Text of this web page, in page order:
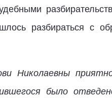
разбираться с
Николаевны
было